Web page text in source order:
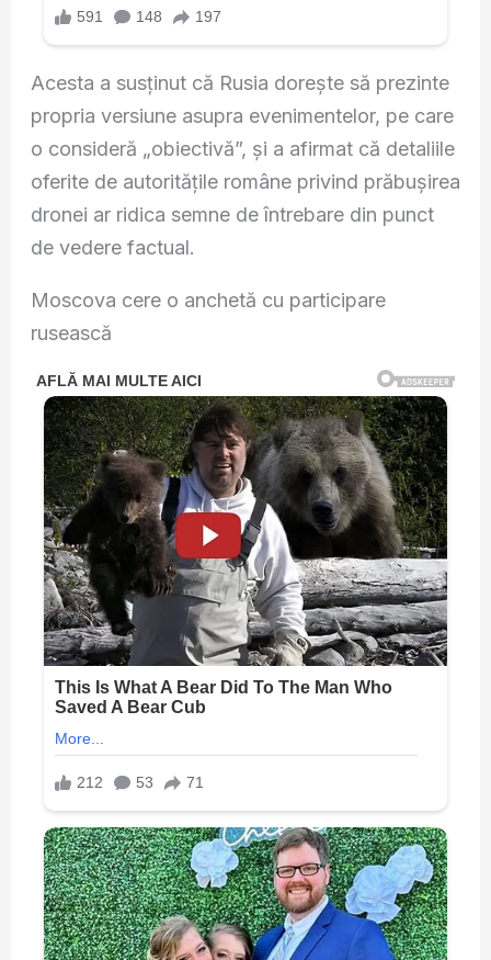
Acesta a susținut că Rusia dorește să prezinte
propria versiune asupra evenimentelor, pe care
o consideră „obiectivă”, și a afirmat că detaliile
oferite de autoritățile române privind prăbușirea
dronei ar ridica semne de întrebare din punct
de vedere factual.
Moscova cere o anchetă cu participare
rusească